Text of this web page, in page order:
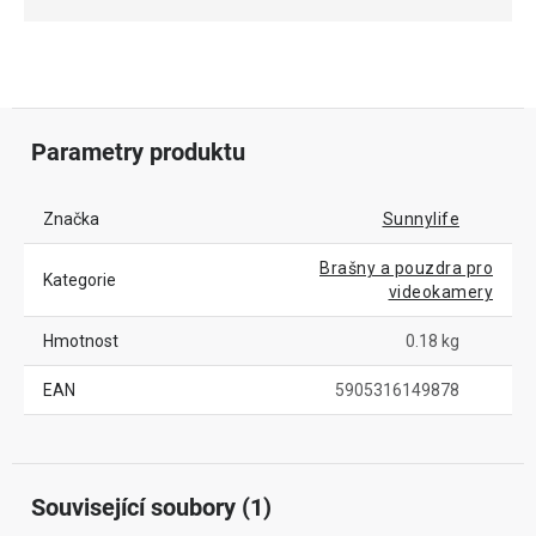
Parametry produktu
Značka Sunnylife
Kategorie
Brašny a pouzdra pro
videokamery
Hmotnost 0.18 kg
EAN 5905316149878
Související soubory (1)